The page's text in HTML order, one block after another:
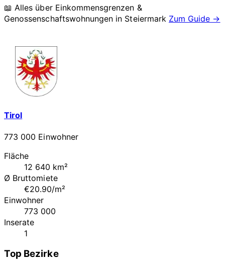
📖 Alles über Einkommensgrenzen &
Genossenschaftswohnungen in Steiermark Zum Guide →
Tirol
773 000 Einwohner
Fläche
12 640 km²
Ø Bruttomiete
€20.90/m²
Einwohner
773 000
Inserate
1
Top Bezirke